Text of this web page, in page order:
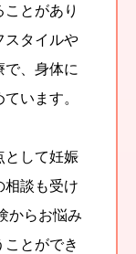
とがあり
スタイルや
で、身体に
います。
として妊娠
談も受け
からお悩み
とができ